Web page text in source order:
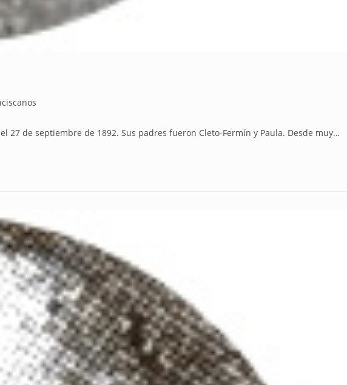
27 de septiembre de 1892. Sus padres fueron Cleto-Fermín y Paula. Desde muy…